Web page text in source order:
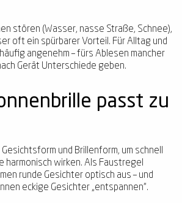
stören (Wasser, nasse Straße, Schnee),
oft ein spürbarer Vorteil. Für Alltag und
angenehm – fürs Ablesen mancher
Gerät Unterschiede geben.
passt zu
und Brillenform, um schnell
harmonisch wirken. Als Faustregel
runde Gesichter optisch aus – und
eckige Gesichter „entspannen“.